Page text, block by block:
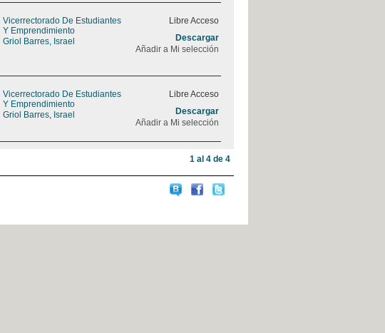
Vicerrectorado De Estudiantes
Y Emprendimiento
Griol Barres, Israel
Libre Acceso
Descargar
Añadir a Mi selección
Vicerrectorado De Estudiantes
Y Emprendimiento
Griol Barres, Israel
Libre Acceso
Descargar
Añadir a Mi selección
1 al 4 de 4